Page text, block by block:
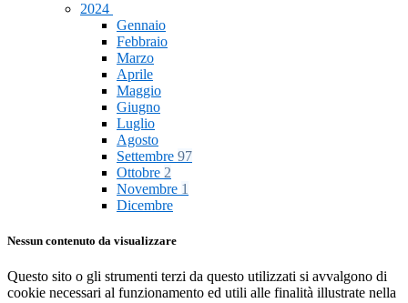
2024
Gennaio
Febbraio
Marzo
Aprile
Maggio
Giugno
Luglio
Agosto
Settembre 97
Ottobre 2
Novembre 1
Dicembre
Nessun contenuto da visualizzare
Questo sito o gli strumenti terzi da questo utilizzati si avvalgono di
cookie necessari al funzionamento ed utili alle finalità illustrate nella